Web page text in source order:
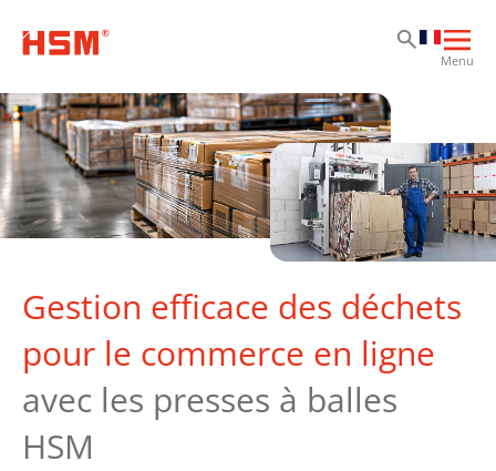
la
Menu
Gestion efficace des déchets
pour le commerce en ligne
avec les presses à balles
HSM